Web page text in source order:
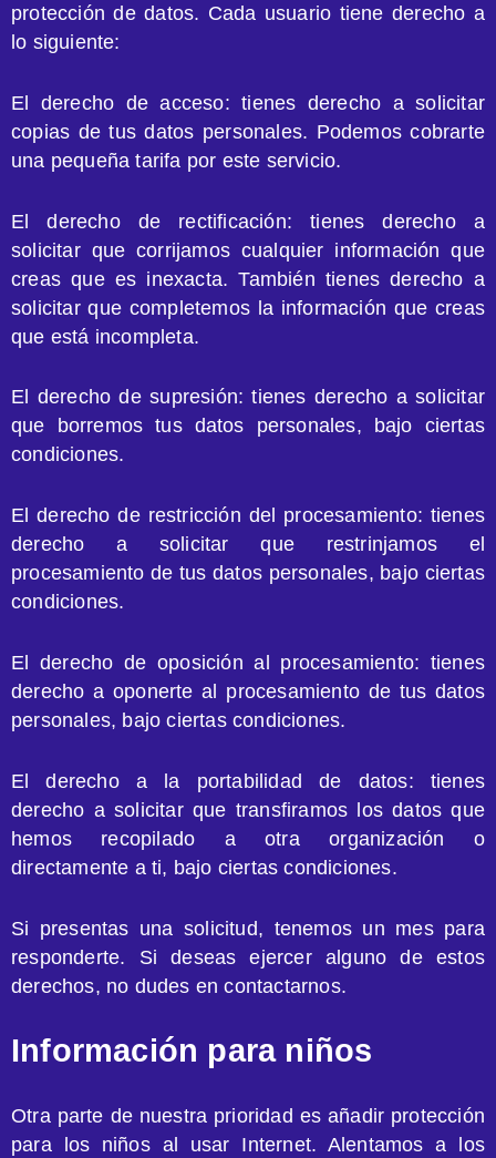
protección de datos. Cada usuario tiene derecho a
lo siguiente:
El derecho de acceso: tienes derecho a solicitar
copias de tus datos personales. Podemos cobrarte
una pequeña tarifa por este servicio.
El derecho de rectificación: tienes derecho a
solicitar que corrijamos cualquier información que
creas que es inexacta. También tienes derecho a
solicitar que completemos la información que creas
que está incompleta.
El derecho de supresión: tienes derecho a solicitar
que borremos tus datos personales, bajo ciertas
condiciones.
El derecho de restricción del procesamiento: tienes
derecho a solicitar que restrinjamos el
procesamiento de tus datos personales, bajo ciertas
condiciones.
El derecho de oposición al procesamiento: tienes
derecho a oponerte al procesamiento de tus datos
personales, bajo ciertas condiciones.
El derecho a la portabilidad de datos: tienes
derecho a solicitar que transfiramos los datos que
hemos recopilado a otra organización o
directamente a ti, bajo ciertas condiciones.
Si presentas una solicitud, tenemos un mes para
responderte. Si deseas ejercer alguno de estos
derechos, no dudes en contactarnos.
Información para niños
Otra parte de nuestra prioridad es añadir protección
para los niños al usar Internet. Alentamos a los